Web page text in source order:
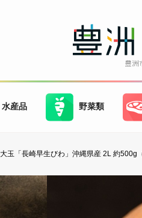
水産品 野菜類
大玉「長崎早生びわ」沖縄県産 2L 約500g